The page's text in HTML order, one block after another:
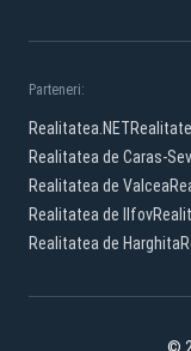
Parteneri:
Realitatea.NET
Realitatea de Caras-
Realitatea de Valcea
Realitatea de Ilfov
Realitatea de Harghita